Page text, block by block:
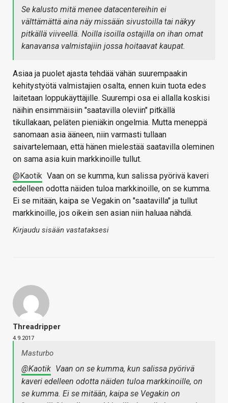
Se kalusto mitä menee datacentereihin ei
välttämättä aina näy missään sivustoilla tai näkyy
pitkällä viiveellä. Noilla isoilla ostajilla on ihan omat
kanavansa valmistajiin jossa hoitaavat kaupat.
Asiaa ja puolet ajasta tehdää vähän suurempaakin
kehitystyötä valmistajien osalta, ennen kuin tuota edes
laitetaan loppukäyttäjille. Suurempi osa ei allalla koskisi
näihin ensimmäisiin "saatavilla oleviin" pitkällä
tikullakaan, peläten pieniäkin ongelmia. Mutta meneppä
sanomaan asia ääneen, niin varmasti tullaan
saivartelemaan, että hänen mielestää saatavilla oleminen
on sama asia kuin markkinoille tullut.
@Kaotik Vaan on se kumma, kun salissa pyörivä kaveri
edelleen odotta näiden tuloa markkinoille, on se kumma.
Ei se mitään, kaipa se Vegakin on "saatavilla" ja tullut
markkinoille, jos oikein sen asian niin haluaa nähdä.
Kirjaudu sisään vastataksesi
Threadripper
4.9.2017
Masturbo
@Kaotik Vaan on se kumma, kun salissa pyörivä
kaveri edelleen odotta näiden tuloa markkinoille, on
se kumma. Ei se mitään, kaipa se Vegakin on